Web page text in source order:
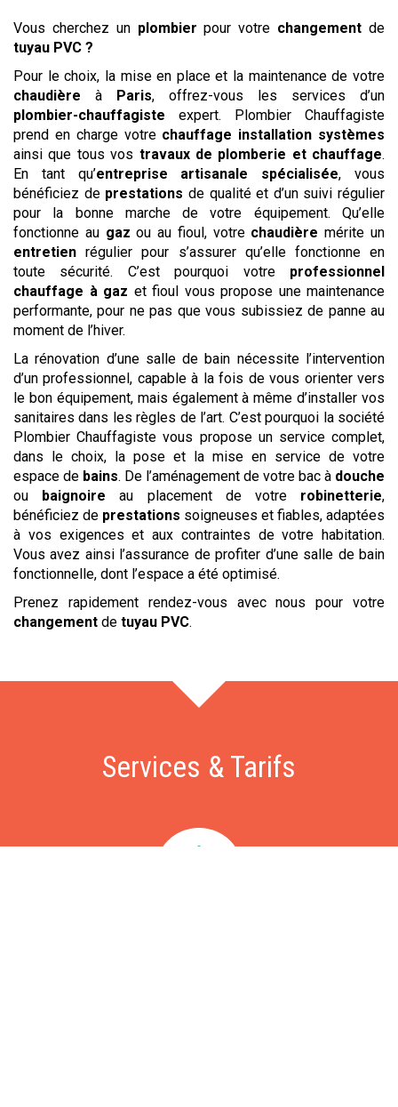
Vous cherchez un plombierpour votre changement de
tuyau PVC ?
Pour le choix, la mise en place et la maintenance de votre
chaudière à Paris, offrez-vous les services d’un
plombier-chauffagiste expert. Plombier Chauffagiste
prend en charge votre chauffage installation systèmes
ainsi que tous vos travaux de plomberie et chauffage.
En tant qu’entreprise artisanale spécialisée, vous
bénéficiez de prestations de qualité et d’un suivi régulier
pour la bonne marche de votre équipement. Qu’elle
fonctionne au gaz ou au fioul, votre chaudière mérite un
entretien régulier pour s’assurer qu’elle fonctionne en
toute sécurité. C’est pourquoi votre professionnel
chauffage à gaz et fioul vous propose une maintenance
performante, pour ne pas que vous subissiez de panne au
moment de l’hiver.
La rénovation d’une salle de bain nécessite l’intervention
d’un professionnel, capable à la fois de vous orienter vers
le bon équipement, mais également à même d’installer vos
sanitaires dans les règles de l’art. C’est pourquoi la société
Plombier Chauffagiste vous propose un service complet,
dans le choix, la pose et la mise en service de votre
espace de bains. De l’aménagement de votre bac à douche
ou baignoire au placement de votre robinetterie,
bénéficiez de prestations soigneuses et fiables, adaptées
à vos exigences et aux contraintes de votre habitation.
Vous avez ainsi l’assurance de profiter d’une salle de bain
fonctionnelle, dont l’espace a été optimisé.
Prenez rapidement rendez-vous avec nous pour votre
changement de tuyau PVC.
Services & Tarifs